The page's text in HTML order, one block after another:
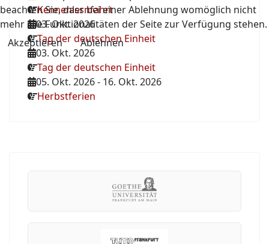
Kennenlernfahrt
03. Okt. 2026
Tag der deutschen Einheit
03. Okt. 2026
Tag der deutschen Einheit
05. Okt. 2026- 16. Okt. 2026
Herbstferien
beachten Sie, dass bei einer Ablehnung womöglich nicht
mehr alle Funktionalitäten der Seite zur Verfügung stehen.
Akzeptieren
Ablehnen